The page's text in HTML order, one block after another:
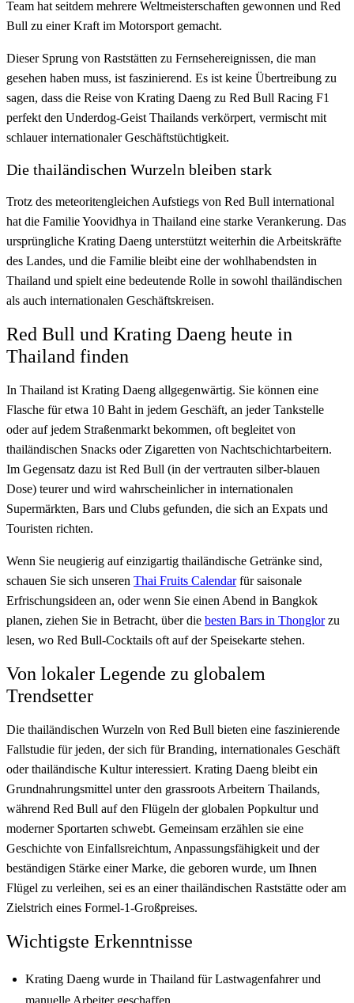
Team hat seitdem mehrere Weltmeisterschaften gewonnen und Red
Bull zu einer Kraft im Motorsport gemacht.
Dieser Sprung von Raststätten zu Fernsehereignissen, die man
gesehen haben muss, ist faszinierend. Es ist keine Übertreibung zu
sagen, dass die Reise von Krating Daeng zu Red Bull Racing F1
perfekt den Underdog-Geist Thailands verkörpert, vermischt mit
schlauer internationaler Geschäftstüchtigkeit.
Die thailändischen Wurzeln bleiben stark
Trotz des meteoritengleichen Aufstiegs von Red Bull international
hat die Familie Yoovidhya in Thailand eine starke Verankerung. Das
ursprüngliche Krating Daeng unterstützt weiterhin die Arbeitskräfte
des Landes, und die Familie bleibt eine der wohlhabendsten in
Thailand und spielt eine bedeutende Rolle in sowohl thailändischen
als auch internationalen Geschäftskreisen.
Red Bull und Krating Daeng heute in
Thailand finden
In Thailand ist Krating Daeng allgegenwärtig. Sie können eine
Flasche für etwa 10 Baht in jedem Geschäft, an jeder Tankstelle
oder auf jedem Straßenmarkt bekommen, oft begleitet von
thailändischen Snacks oder Zigaretten von Nachtschichtarbeitern.
Im Gegensatz dazu ist Red Bull (in der vertrauten silber-blauen
Dose) teurer und wird wahrscheinlicher in internationalen
Supermärkten, Bars und Clubs gefunden, die sich an Expats und
Touristen richten.
Wenn Sie neugierig auf einzigartig thailändische Getränke sind,
schauen Sie sich unseren Thai Fruits Calendarfür saisonale
Erfrischungsideen an, oder wenn Sie einen Abend in Bangkok
planen, ziehen Sie in Betracht, über die besten Bars in Thonglorzu
lesen, wo Red Bull-Cocktails oft auf der Speisekarte stehen.
Von lokaler Legende zu globalem
Trendsetter
Die thailändischen Wurzeln von Red Bull bieten eine faszinierende
Fallstudie für jeden, der sich für Branding, internationales Geschäft
oder thailändische Kultur interessiert. Krating Daeng bleibt ein
Grundnahrungsmittel unter den grassroots Arbeitern Thailands,
während Red Bull auf den Flügeln der globalen Popkultur und
moderner Sportarten schwebt. Gemeinsam erzählen sie eine
Geschichte von Einfallsreichtum, Anpassungsfähigkeit und der
beständigen Stärke einer Marke, die geboren wurde, um Ihnen
Flügel zu verleihen, sei es an einer thailändischen Raststätte oder am
Zielstrich eines Formel-1-Großpreises.
Wichtigste Erkenntnisse
Krating Daeng wurde in Thailand für Lastwagenfahrer und